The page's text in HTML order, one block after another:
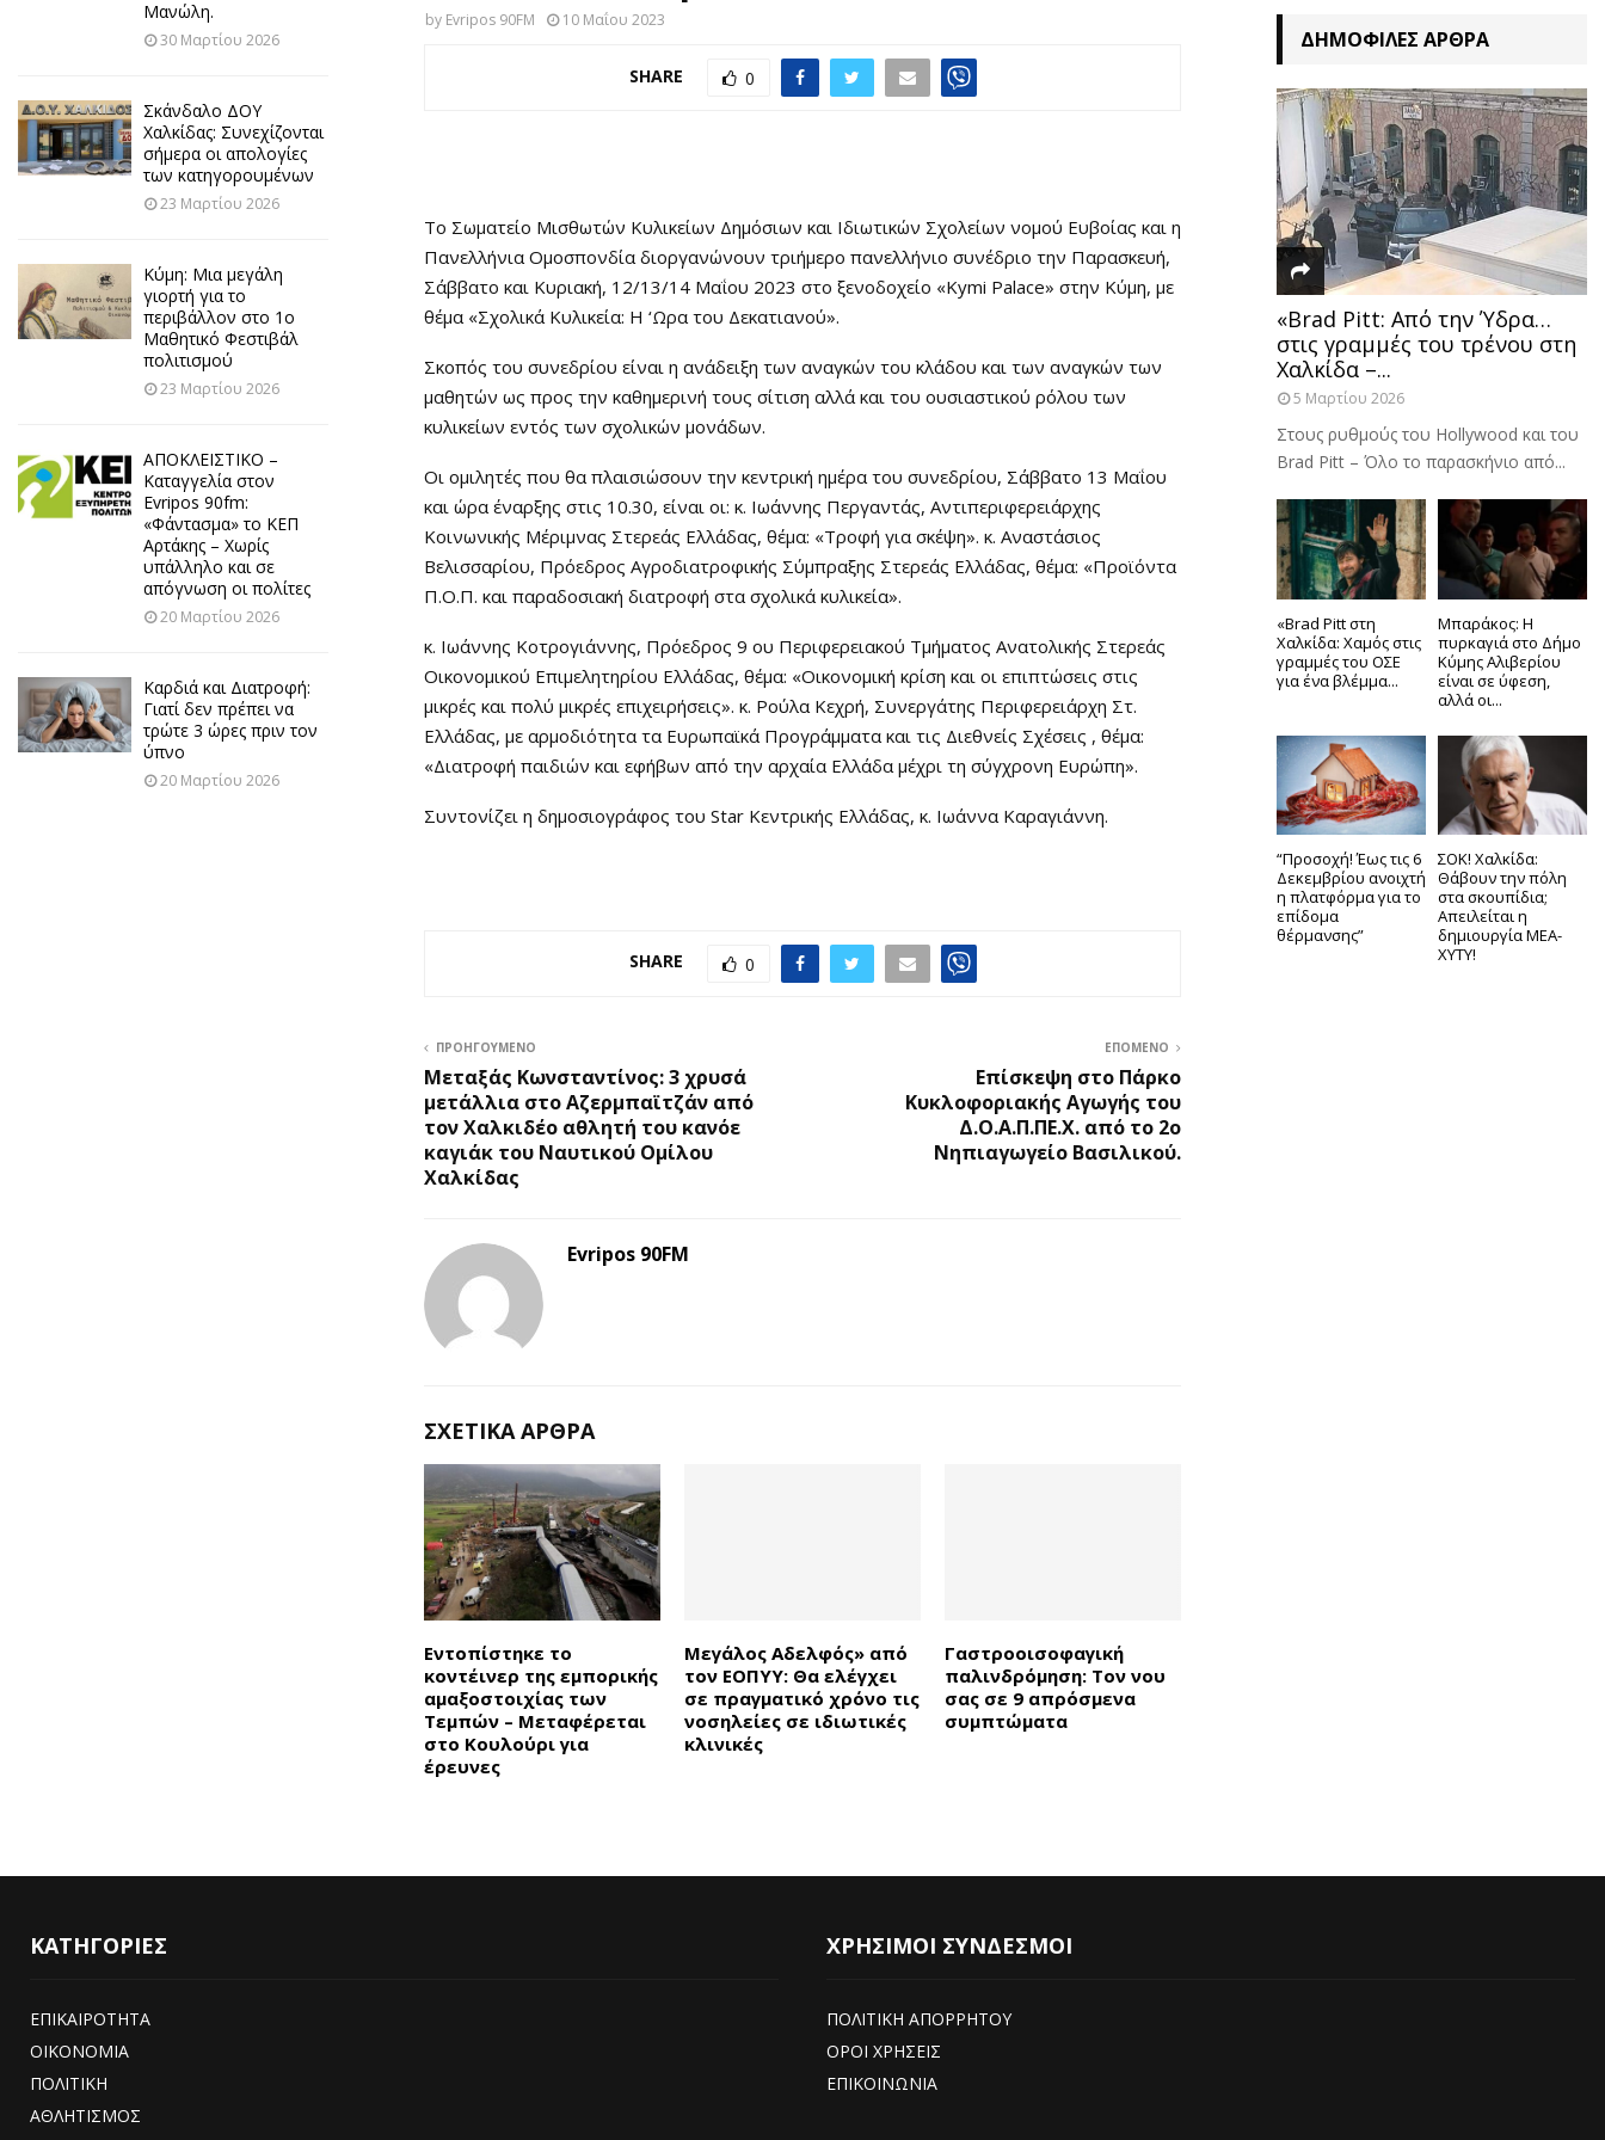
by Evripos 90FM 10 Μαΐου 2023
SHARE 0
Το Σωματείο Μισθωτών Κυλικείων Δημόσιων και Ιδιωτικών Σχολείων νομού Ευβοίας και η
Πανελλήνια Ομοσπονδία διοργανώνουν τριήμερο πανελλήνιο συνέδριο την Παρασκευή,
Σάββατο και Κυριακή, 12/13/14 Μαΐου 2023 στο ξενοδοχείο «Kymi Palace» στην Κύμη, με
θέμα «Σχολικά Κυλικεία: Η ‘Ωρα του Δεκατιανού».
Σκοπός του συνεδρίου είναι η ανάδειξη των αναγκών του κλάδου και των αναγκών των
μαθητών ως προς την καθημερινή τους σίτιση αλλά και του ουσιαστικού ρόλου των
κυλικείων εντός των σχολικών μονάδων.
Οι ομιλητές που θα πλαισιώσουν την κεντρική ημέρα του συνεδρίου, Σάββατο 13 Μαΐου
και ώρα έναρξης στις 10.30, είναι οι: κ. Ιωάννης Περγαντάς, Αντιπεριφερειάρχης
Κοινωνικής Μέριμνας Στερεάς Ελλάδας, θέμα: «Τροφή για σκέψη». κ. Αναστάσιος
Βελισσαρίου, Πρόεδρος Αγροδιατροφικής Σύμπραξης Στερεάς Ελλάδας, θέμα: «Προϊόντα
Π.Ο.Π. και παραδοσιακή διατροφή στα σχολικά κυλικεία».
κ. Ιωάννης Κοτρογιάννης, Πρόεδρος 9 ου Περιφερειακού Τμήματος Ανατολικής Στερεάς
Οικονομικού Επιμελητηρίου Ελλάδας, θέμα: «Οικονομική κρίση και οι επιπτώσεις στις
μικρές και πολύ μικρές επιχειρήσεις». κ. Ρούλα Κεχρή, Συνεργάτης Περιφερειάρχη Στ.
Ελλάδας, με αρμοδιότητα τα Ευρωπαϊκά Προγράμματα και τις Διεθνείς Σχέσεις , θέμα:
«Διατροφή παιδιών και εφήβων από την αρχαία Ελλάδα μέχρι τη σύγχρονη Ευρώπη».
Συντονίζει η δημοσιογράφος του Star Κεντρικής Ελλάδας, κ. Ιωάννα Καραγιάννη.
SHARE 0
ΠΡΟΗΓΟΎΜΕΝΟ
Μεταξάς Κωνσταντίνος: 3 χρυσά
μετάλλια στο Αζερμπαϊτζάν από
τον Χαλκιδέο αθλητή του κανόε
καγιάκ του Ναυτικού Ομίλου
Χαλκίδας
ΕΠΌΜΕΝΟ
Επίσκεψη στο Πάρκο
Κυκλοφοριακής Αγωγής του
Δ.Ο.Α.Π.ΠΕ.Χ. από το 2ο
Νηπιαγωγείο Βασιλικού.
Evripos 90FM
ΣΧΕΤΙΚΆ ΆΡΘΡΑ
Εντοπίστηκε το
κοντέινερ της εμπορικής
αμαξοστοιχίας των
Τεμπών – Μεταφέρεται
στο Κουλούρι για
έρευνες
Μεγάλος Αδελφός» από
τον ΕΟΠΥΥ: Θα ελέγχει
σε πραγματικό χρόνο τις
νοσηλείες σε ιδιωτικές
κλινικές
Γαστροοισοφαγική
παλινδρόμηση: Τον νου
σας σε 9 απρόσμενα
συμπτώματα
Μανώλη.
30 Μαρτίου 2026
Σκάνδαλο ΔΟΥ
Χαλκίδας: Συνεχίζονται
σήμερα οι απολογίες
των κατηγορουμένων
23 Μαρτίου 2026
Κύμη: Μια μεγάλη
γιορτή για το
περιβάλλον στο 1ο
Μαθητικό Φεστιβάλ
πολιτισμού
23 Μαρτίου 2026
ΑΠΟΚΛΕΙΣΤΙΚΟ –
Καταγγελία στον
Evripos 90fm:
«Φάντασμα» το ΚΕΠ
Αρτάκης – Χωρίς
υπάλληλο και σε
απόγνωση οι πολίτες
20 Μαρτίου 2026
Καρδιά και Διατροφή:
Γιατί δεν πρέπει να
τρώτε 3 ώρες πριν τον
ύπνο
20 Μαρτίου 2026
ΔΗΜΟΦΙΛΈΣ ΆΡΘΡΑ
«Brad Pitt: Από την Ύδρα…
στις γραμμές του τρένου στη
Χαλκίδα –...
5 Μαρτίου 2026
Στους ρυθμούς του Hollywood και του
Brad Pitt – Όλο το παρασκήνιο από...
«Brad Pitt στη
Χαλκίδα: Χαμός στις
γραμμές του ΟΣΕ
για ένα βλέμμα...
Μπαράκος: Η
πυρκαγιά στο Δήμο
Κύμης Αλιβερίου
είναι σε ύφεση,
αλλά οι...
“Προσοχή! Έως τις 6
Δεκεμβρίου ανοιχτή
η πλατφόρμα για το
επίδομα
θέρμανσης”
ΣΟΚ! Χαλκίδα:
Θάβουν την πόλη
στα σκουπίδια;
Απειλείται η
δημιουργία ΜΕΑ-
ΧΥΤΥ!
ΚΑΤΗΓΟΡΙΕΣ
ΕΠΙΚΑΙΡΟΤΗΤΑ
ΟΙΚΟΝΟΜΙΑ
ΠΟΛΙΤΙΚΗ
ΑΘΛΗΤΙΣΜΟΣ
ΧΡΗΣΙΜΟΙ ΣΥΝΔΕΣΜΟΙ
ΠΟΛΙΤΙΚΗ ΑΠΟΡΡΗΤΟΥ
ΟΡΟΙ ΧΡΗΣΕΙΣ
ΕΠΙΚΟΙΝΩΝΙΑ